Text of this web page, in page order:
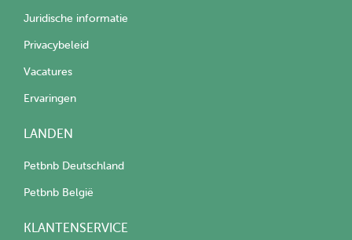
Juridische informatie
Privacybeleid
Vacatures
Ervaringen
LANDEN
Petbnb Deutschland
Petbnb België
KLANTENSERVICE